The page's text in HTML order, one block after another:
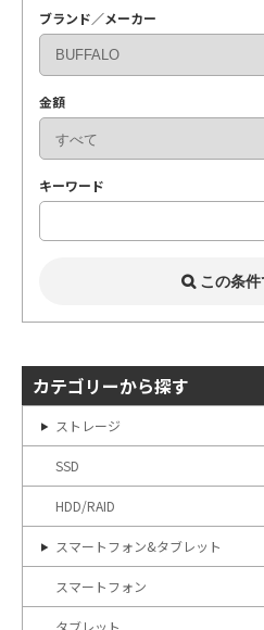
ブランド／メーカー
金額
キーワード
カテゴリーから探す
ストレージ
SSD
HDD/RAID
スマートフォン&タブレット
スマートフォン
タブレット